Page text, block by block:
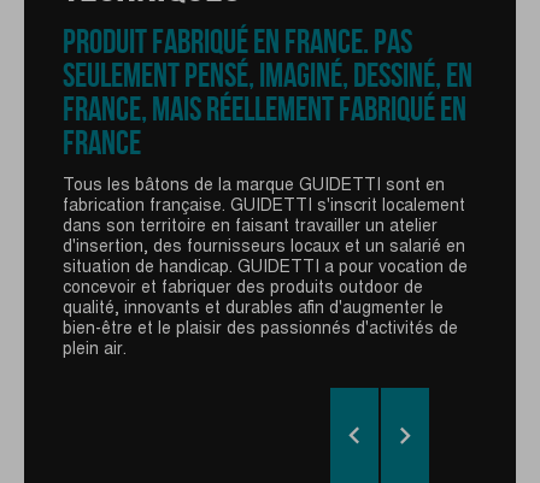

PRODUIT FABRIQUÉ EN FRANCE. PAS
SEULEMENT PENSÉ, IMAGINÉ, DESSINÉ, EN
FRANCE, MAIS RÉELLEMENT FABRIQUÉ EN
FRANCE
Tous les bâtons de la marque GUIDETTI sont en
fabrication française. GUIDETTI s'inscrit localement
dans son territoire en faisant travailler un atelier
d'insertion, des fournisseurs locaux et un salarié en
situation de handicap. GUIDETTI a pour vocation de
concevoir et fabriquer des produits outdoor de
qualité, innovants et durables afin d'augmenter le
bien-être et le plaisir des passionnés d'activités de
plein air.
TECHNIQUES
SERRAGE EASY-LOCK
Le système de réglage à clapet Easy-Lock garantit
un blocage de la hauteur du bâton simple et efficace
grâce à son système de serrage externe.
En plastique ou en aluminium pour plus d'esthétisme,
ce système ne s'use pas.
Petit conseil : veillez à bien régler la hauteur sur les
deux brins pour un bon équilibre du bâton.
CARACTÉRISTIQUES
TECHNIQUES
POIGNÉE LIÈGE
produits Région et Sentiers. La main doit être insérée
par en-dessous afin de permettre une poussée
puissante par simple appui sur la dragonne et donc
sans serrer le bâton. La dragonne s'adapte à toutes
les mains grâce à son velcro.
